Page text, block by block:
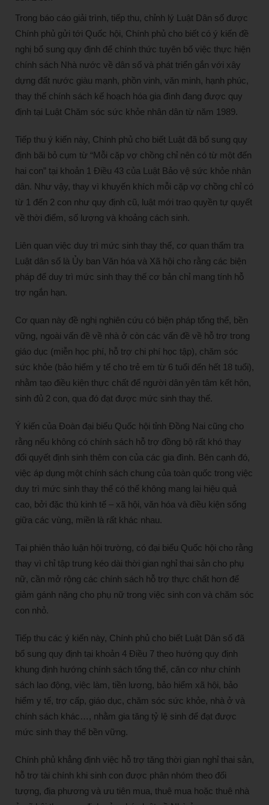
Trong báo cáo giải trình, tiếp thu, chỉnh lý Luật Dân số được
Chính phủ gửi tới Quốc hội, Chính phủ cho biết có ý kiến đề
nghị bổ sung quy định để chính thức tuyên bố việc thực hiện
chính sách Nhà nước về dân số và phát triển gắn với xây
dựng đất nước giàu mạnh, phồn vinh, văn minh, hạnh phúc,
thay thế chính sách kế hoạch hóa gia đình đang được quy
định tại Luật Chăm sóc sức khỏe nhân dân từ năm 1989.
Tiếp thu ý kiến này, Chính phủ cho biết Luật đã bổ sung quy
định bãi bỏ cụm từ “Mỗi cặp vợ chồng chỉ nên có từ một đến
hai con” tại khoản 1 Điều 43 của Luật Bảo vệ sức khỏe nhân
dân. Như vậy, thay vì khuyến khích mỗi cặp vợ chồng chỉ có
từ 1 đến 2 con như quy định cũ, luật mới trao quyền tự quyết
về thời điểm, số lượng và khoảng cách sinh.
Liên quan việc duy trì mức sinh thay thế, cơ quan thẩm tra
Luật dân số là Ủy ban Văn hóa và Xã hội cho rằng các biện
pháp để duy trì mức sinh thay thế cơ bản chỉ mang tính hỗ
trợ ngắn hạn.
Cơ quan này đề nghị nghiên cứu có biện pháp tổng thể, bền
vững, ngoài vấn đề về nhà ở còn các vấn đề về hỗ trợ trong
giáo dục (miễn học phí, hỗ trợ chi phí học tập), chăm sóc
sức khỏe (bảo hiểm y tế cho trẻ em từ 6 tuổi đến hết 18 tuổi),
nhằm tạo điều kiện thực chất để người dân yên tâm kết hôn,
sinh đủ 2 con, qua đó đạt được mức sinh thay thế.
Ý kiến của Đoàn đại biểu Quốc hội tỉnh Đồng Nai cũng cho
rằng nếu không có chính sách hỗ trợ đồng bộ rất khó thay
đổi quyết định sinh thêm con của các gia đình. Bên cạnh đó,
việc áp dụng một chính sách chung của toàn quốc trong việc
duy trì mức sinh thay thế có thể không mang lại hiệu quả
cao, bởi đặc thù kinh tế – xã hội, văn hóa và điều kiện sống
giữa các vùng, miền là rất khác nhau.
Tại phiên thảo luận hội trường, có đại biểu Quốc hội cho rằng
thay vì chỉ tập trung kéo dài thời gian nghỉ thai sản cho phụ
nữ, cần mở rộng các chính sách hỗ trợ thực chất hơn để
giảm gánh nặng cho phụ nữ trong việc sinh con và chăm sóc
con nhỏ.
Tiếp thu các ý kiến này, Chính phủ cho biết Luật Dân số đã
bổ sung quy định tại khoản 4 Điều 7 theo hướng quy định
khung định hướng chính sách tổng thể, căn cơ như chính
sách lao động, việc làm, tiền lương, bảo hiểm xã hội, bảo
hiểm y tế, trợ cấp, giáo dục, chăm sóc sức khỏe, nhà ở và
chính sách khác…, nhằm gia tăng tỷ lệ sinh để đạt được
mức sinh thay thế bền vững.
Chính phủ khẳng định việc hỗ trợ tăng thời gian nghỉ thai sản,
hỗ trợ tài chính khi sinh con được phân nhóm theo đối
tượng, địa phương và ưu tiên mua, thuê mua hoặc thuê nhà